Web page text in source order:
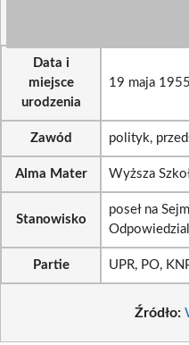
Data i
miejsce
urodzenia
19 maja
Zawód polityk,
Alma Mater Wyższa
Stanowisko
poseł na
Partie UPR, PO,
Źródło: